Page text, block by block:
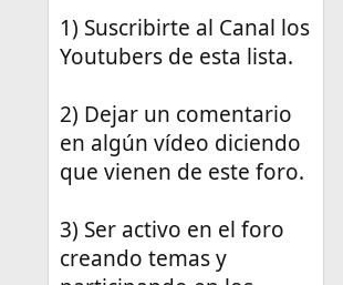
1) Suscribirte al Canal los
Youtubers de esta lista.
2) Dejar un comentario
en algún vídeo diciendo
que vienen de este foro.
3) Ser activo en el foro
creando temas y